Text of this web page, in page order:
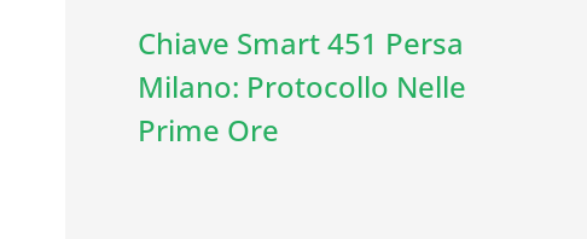
Chiave Smart 451 Persa
Milano: Protocollo Nelle
Prime Ore